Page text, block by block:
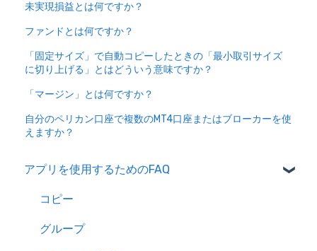
未実現損益とは何ですか？
ファンドとは何ですか？
「固定サイズ」で自動コピーしたときの「最小取引サイズ
に切り上げる」とはどういう意味ですか？
「マージン」とは何ですか？
自分のペリカン口座で複数のMT4口座またはブローカーを使
えますか？
アプリを使用するためのFAQ
コピー
グループ